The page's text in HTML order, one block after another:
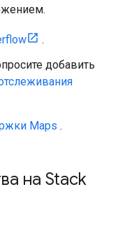
.
добавить
Maps .
на Stack